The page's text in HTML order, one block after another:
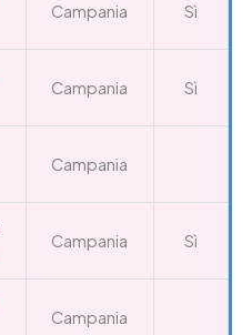
Campania Sì
Campania Sì
Campania
Campania Sì
Campania